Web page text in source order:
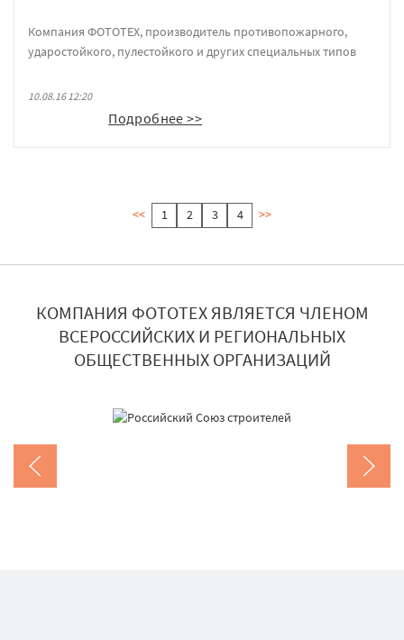
Компания ФОТОТЕХ, производитель противопожарного,
ударостойкого, пулестойкого и других специальных типов
выставке «СпецСтройЭкспо». Выставка проходила с 4 по 6
августа на базе Механического завода монтажных заготовок
№ 231 Главного управления инженерных работ № 2 при
Спецстрое России и была приурочена к 70-летию Главного
10.08.16 12:20
Подробнее >>
<< 1 2 3 4 >>
КОМПАНИЯ ФОТОТЕХ ЯВЛЯЕТСЯ ЧЛЕНОМ
ВСЕРОССИЙСКИХ И РЕГИОНАЛЬНЫХ
ОБЩЕСТВЕННЫХ ОРГАНИЗАЦИЙ